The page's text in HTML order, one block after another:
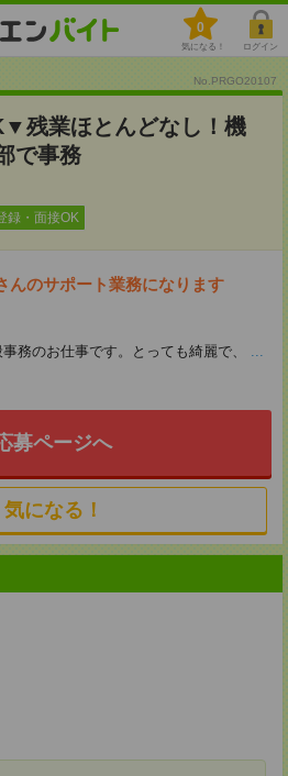
0
気になる！ ログイン
No.PRGO20107
残業ほとんどなし！機
で事務
録・面接OK
んのサポート業務になります
務のお仕事です。とっても綺麗で、
...
募ページへ
気になる！